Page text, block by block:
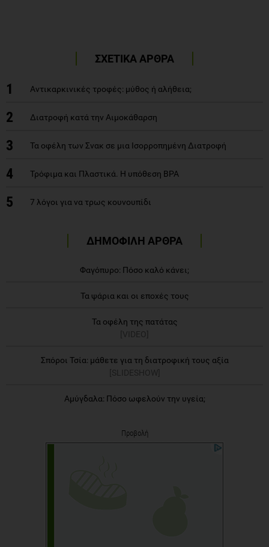
ΣΧΕΤΙΚΑ ΑΡΘΡΑ
1 Αντικαρκινικές τροφές: μύθος ή αλήθεια;
2 Διατροφή κατά την Αιμοκάθαρση
3 Τα οφέλη των Σνακ σε μια Ισορροπημένη Διατροφή
4 Τρόφιμα και Πλαστικά. Η υπόθεση BPA
5 7 λόγοι για να τρως κουνουπίδι
ΔΗΜΟΦΙΛΗ ΑΡΘΡΑ
Φαγόπυρο: Πόσο καλό κάνει;
Τα ψάρια και οι εποχές τους
Τα οφέλη της πατάτας
[VIDEO]
Σπόροι Τσία: μάθετε για τη διατροφική τους αξία
[SLIDESHOW]
Αμύγδαλα: Πόσο ωφελούν την υγεία;
Προβολή